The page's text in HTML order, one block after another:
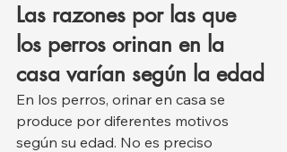
Las razones por las que
los perros orinan en la
casa varían según la edad
En los perros, orinar en casa se
produce por diferentes motivos
según su edad. No es preciso